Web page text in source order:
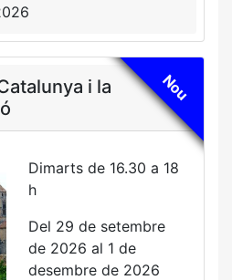
Nou
i la
Dimarts de 16.30 a 18
h
Del 29 de setembre
de 2026 al 1 de
desembre de 2026